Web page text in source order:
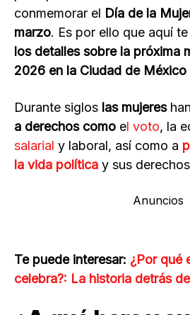
conmemorar el Día de la
marzo. Es por ello que aquí
los detalles sobre la próxima
2026 en la Ciudad de
Durante siglos las mujeres
a derechos como el voto, la
salarial y laboral, así como a
la vida política y sus
Anuncios
Te puede interesar: ¿Por qué
celebra?: La historia detrás